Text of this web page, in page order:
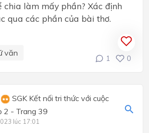
chia làm mấy phần? Xác định
qua các phần của bài thơ.
văn
1 0
SGK Kết nối tri thức với cuộc
2 - Trang 39
lúc 17:01